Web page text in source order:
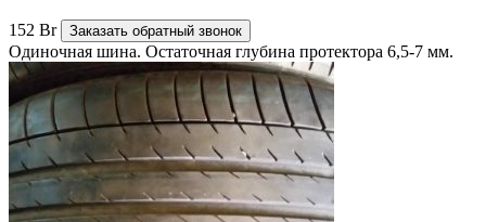
152 Br Заказать обратный звонок
Одиночная шина. Остаточная глубина протектора 6,5-7 мм.